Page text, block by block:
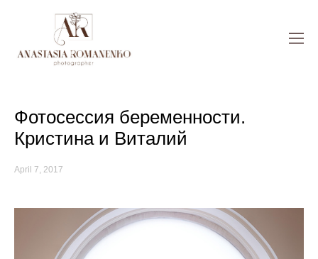
Фотосессия беременности.
Кристина и Виталий
April 7, 2017